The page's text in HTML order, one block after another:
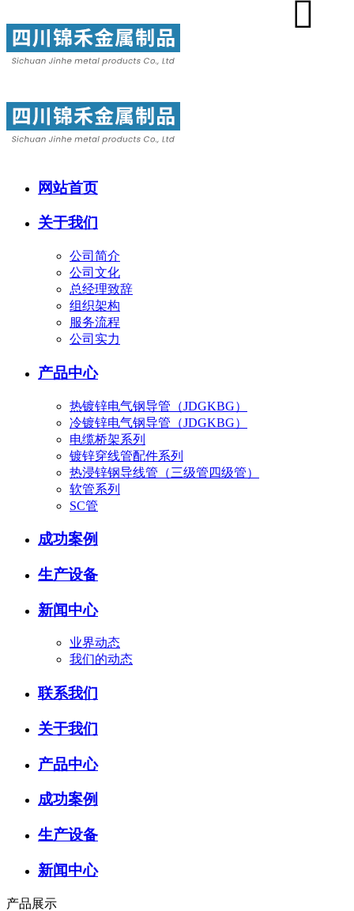
网站首页
关于我们
公司简介
公司文化
总经理致辞
组织架构
服务流程
公司实力
产品中心
热镀锌电气钢导管（JDGKBG）
冷镀锌电气钢导管（JDGKBG）
电缆桥架系列
镀锌穿线管配件系列
热浸锌钢导线管（三级管四级管）
软管系列
SC管
成功案例
生产设备
新闻中心
业界动态
我们的动态
联系我们
关于我们
产品中心
成功案例
生产设备
新闻中心
产品展示